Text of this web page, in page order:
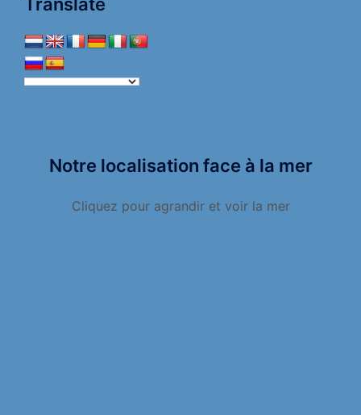
Notre localisation face à la mer
Cliquez pour agrandir et voir la mer